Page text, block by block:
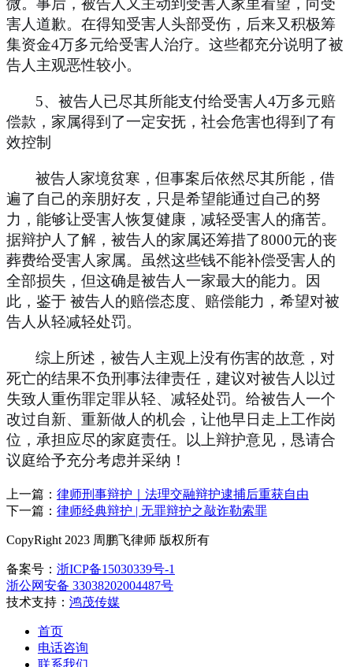
微。事后，被告人又主动到受害人家里看望，向受
害人道歉。在得知受害人头部受伤，后来又积极筹
集资金4万多元给受害人治疗。这些都充分说明了被
告人主观恶性较小。
5、被告人已尽其所能支付给受害人4万多元赔
偿款，家属得到了一定安抚，社会危害也得到了有
效控制
被告人家境贫寒，但事案后依然尽其所能，借
遍了自己的亲朋好友，只是希望能通过自己的努
力，能够让受害人恢复健康，减轻受害人的痛苦。
据辩护人了解，被告人的家属还筹措了8000元的丧
葬费给受害人家属。虽然这些钱不能补偿受害人的
全部损失，但这确是被告人一家最大的能力。因
此，鉴于 被告人的赔偿态度、赔偿能力，希望对被
告人从轻减轻处罚。
综上所述，被告人主观上没有伤害的故意，对
死亡的结果不负刑事法律责任，建议对被告人以过
失致人重伤罪定罪从轻、减轻处罚。给被告人一个
改过自新、重新做人的机会，让他早日走上工作岗
位，承担应尽的家庭责任。以上辩护意见，恳请合
议庭给予充分考虑并采纳！
上一篇： 律师刑事辩护｜法理交融辩护逮捕后重获自由
下一篇： 律师经典辩护 | 无罪辩护之敲诈勒索罪
CopyRight 2023 周鹏飞律师 版权所有
备案号： 浙ICP备15030339号-1
浙公网安备 33038202004487号
技术支持： 鸿茂传媒
首页
电话咨询
联系我们